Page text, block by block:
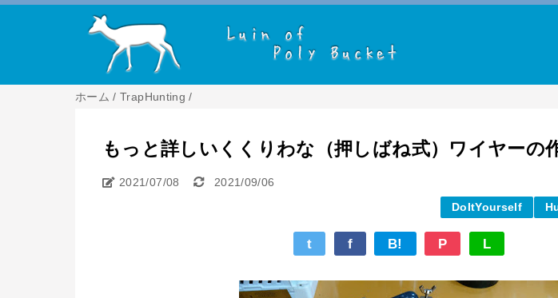
ホーム /TrapHunting /
もっと詳しいくくりわな（押しばね式）ワイヤーの
2021/07/08 2021/09/06
DoItYourself
t f B! P L